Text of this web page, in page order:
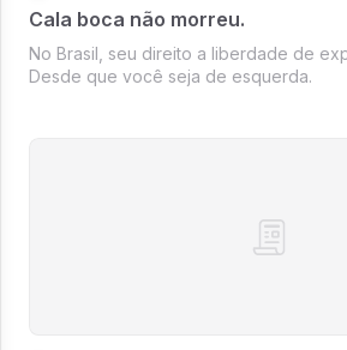
Cala boca não morreu.
No Brasil, seu direito a liberdade de
Desde que você seja de esquerda.